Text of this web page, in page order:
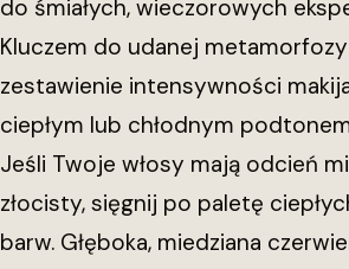
do śmiałych, wieczorowych
Kluczem do udanej
zestawienie intensywności
ciepłym lub chłodnym
Jeśli Twoje włosy mają odcień
złocisty, sięgnij po paletę
barw. Głęboka, miedziana